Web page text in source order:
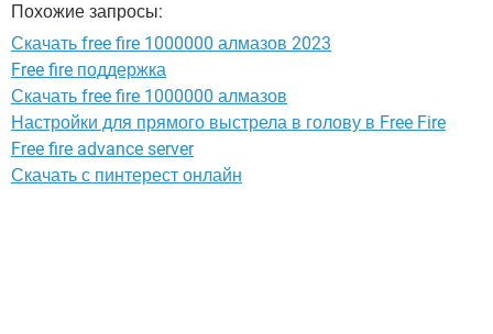
Похожие запросы:
Скачать free fire 1000000 алмазов 2023
Free fire поддержка
Скачать free fire 1000000 алмазов
Настройки для прямого выстрела в голову в Free Fire
Free fire advance server
Скачать с пинтерест онлайн